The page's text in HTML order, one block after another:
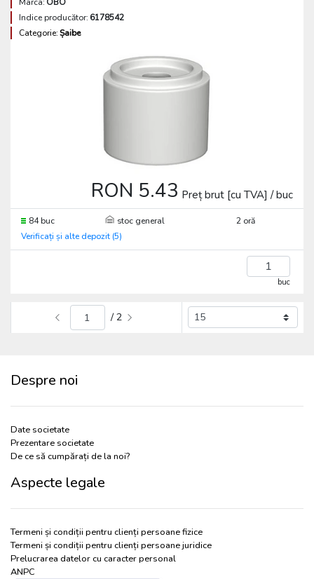
Indice producător: 6178542
Categorie:Șaibe
RON 5.43 Preț brut [cu TVA] / buc
84 buc stoc general
2 oră
Verificați și alte depozit (5)
buc
/ 2
Despre noi
Date societate
Prezentare societate
De ce să cumpărați de la noi?
Aspecte legale
Termeni și condiții pentru clienți persoane fizice
Termeni și condiții pentru clienți persoane juridice
Prelucrarea datelor cu caracter personal
ANPC